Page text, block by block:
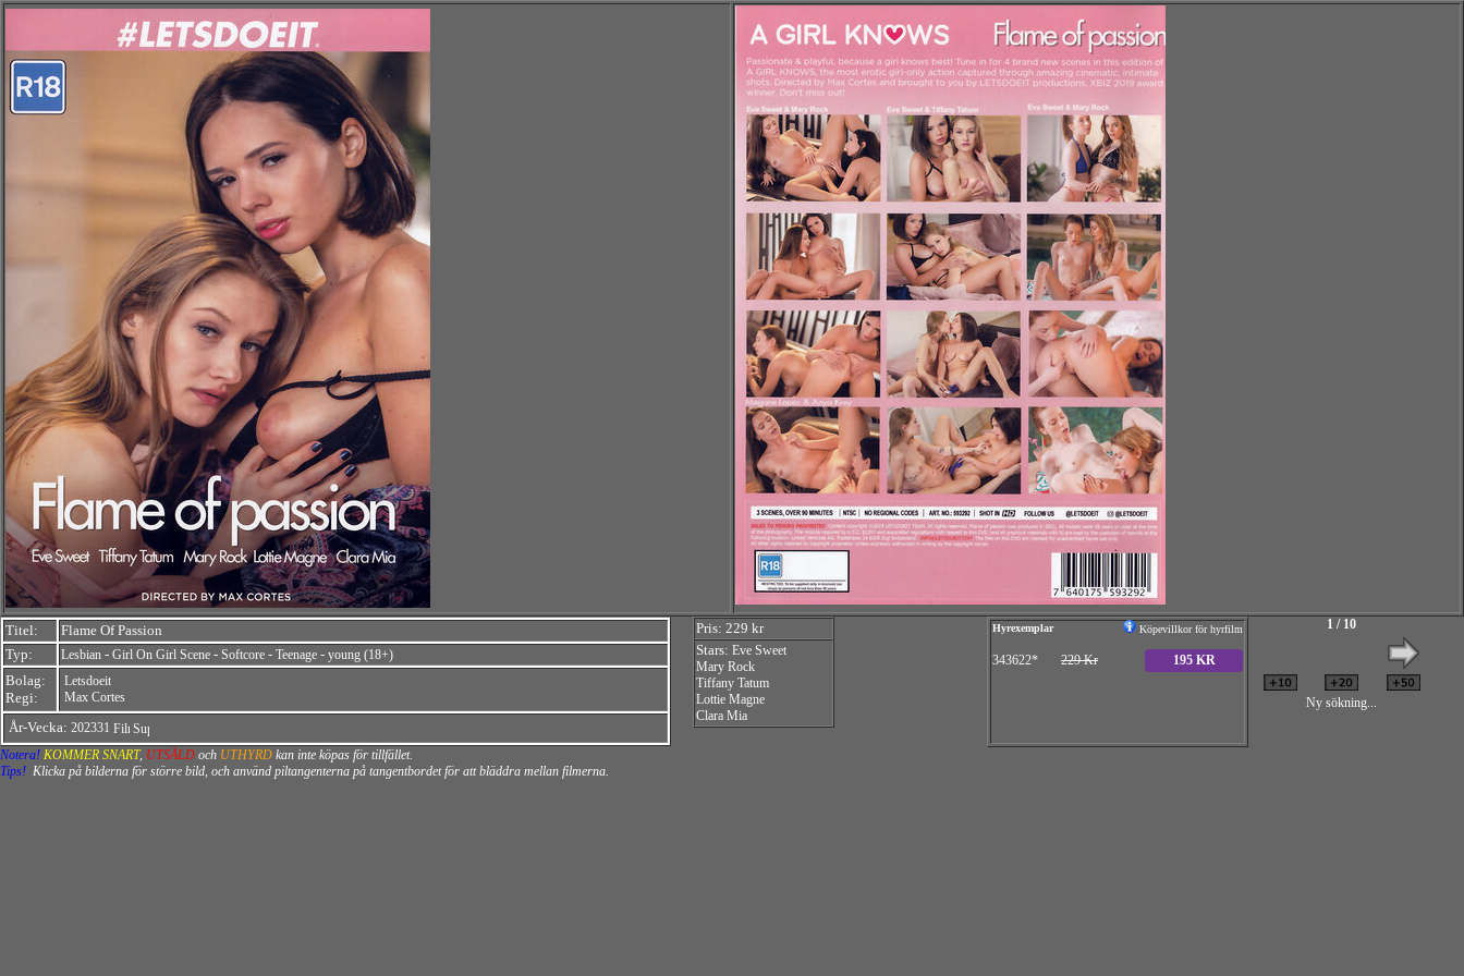
Titel:
Flame Of Passion
Typ:
Lesbian - Girl On Girl Scene - Softcore - Teenage - young (18+)
Bolag:
Regi:
Letsdoeit
Max Cortes
År-Vecka: 202331
Pris: 229 kr
Stars: Eve Sweet
Mary Rock
Tiffany Tatum
Lottie Magne
Clara Mia
Hyrexemplar Köpevillkor för hyrfilm
343622* 229 Kr 195 KR
1 / 10
Ny sökning...
Notera! KOMMER SNART, UTSÅLD och UTHYRD kan inte köpas för tillfället.
Tips! Klicka på bilderna för större bild, och använd piltangenterna på tangentbordet för att bläddra mellan filmerna.